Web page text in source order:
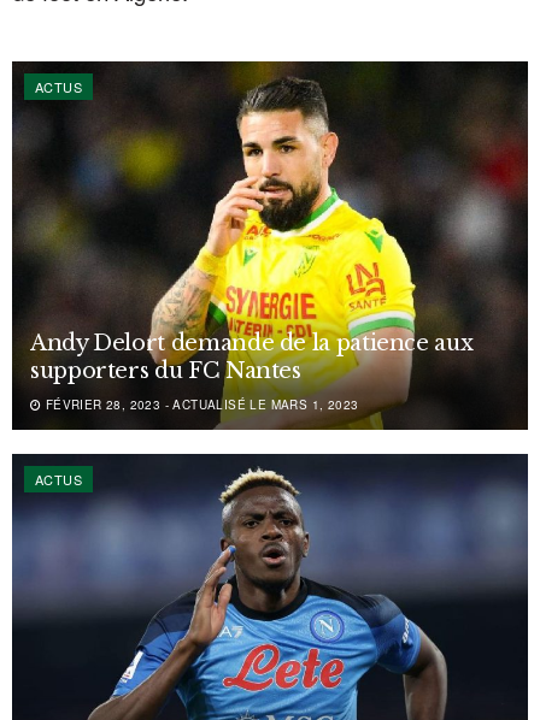
ACTUS
Andy Delort demande de la patience aux
supporters du FC Nantes
FÉVRIER 28, 2023 - ACTUALISÉ LE MARS 1, 2023
ACTUS